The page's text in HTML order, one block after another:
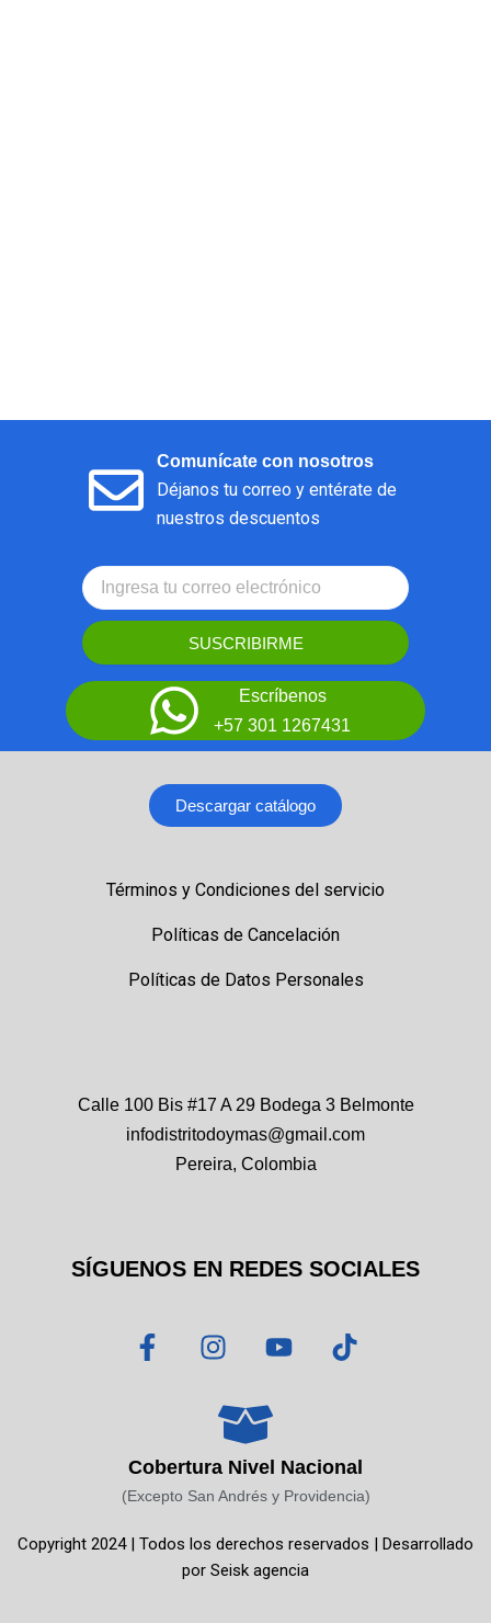
Comunícate con nosotros
Déjanos tu correo y entérate de
nuestros descuentos
SUSCRIBIRME
Escríbenos
+57 301 1267431
Descargar catálogo
Términos y Condiciones del servicio
Políticas de Cancelación
Políticas de Datos Personales
Calle 100 Bis #17 A 29 Bodega 3 Belmonte
infodistritodoymas@gmail.com
Pereira, Colombia
SÍGUENOS EN REDES SOCIALES
F
a
o
o
-
I
n
t
a
g
r
m
Y
o
b
e
T
i
k
Cobertura Nivel Nacional
(Excepto San Andrés y Providencia)
Copyright 2024 | Todos los derechos reservados | Desarrollado
por Seisk agencia